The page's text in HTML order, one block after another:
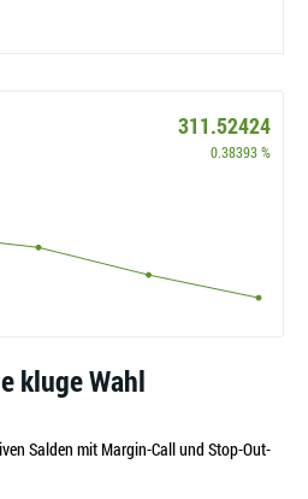
311.52424
0.38393 %
kluge Wahl
Salden mit Margin-Call und Stop-Out-